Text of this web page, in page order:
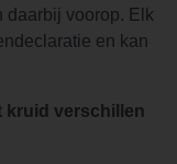
daarbij voorop. Elk
en kan
kruid verschillen